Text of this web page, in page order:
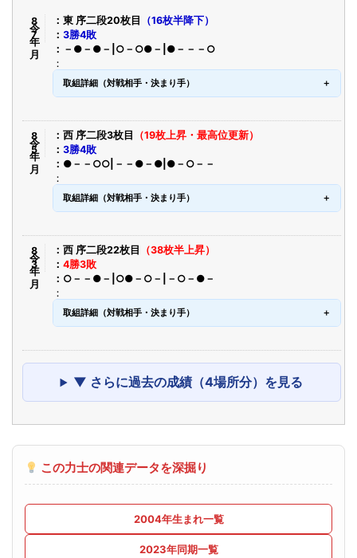
令8年7月 東 序二段20枚目
（16枚半降下）
3勝4敗
－●－●－|○－○●－|●－－－○
取組詳細（対戦相手・決まり手）
令8年5月 西 序二段3枚目
（19枚上昇・最高位更新）
3勝4敗
●－－○○|－－●－●|●－○－－
取組詳細（対戦相手・決まり手）
令8年3月 西 序二段22枚目
（38枚半上昇）
4勝3敗
○－－●－|○●－○－|－○－●－
取組詳細（対戦相手・決まり手）
▼ さらに過去の成績（4場所分）を見る
この力士の関連データを深掘り
2004年生まれ一覧
2023年同期一覧